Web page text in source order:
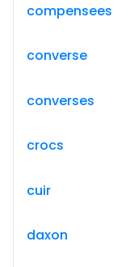
compensees
converse
converses
crocs
cuir
daxon